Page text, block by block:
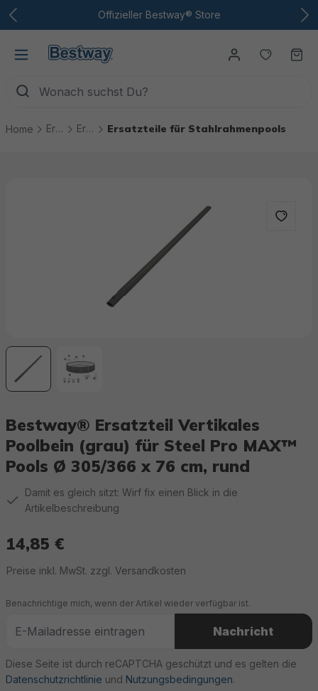
Zum Hauptinhalt Offizieller Bestway® Store
Du
Home Ersatzteile Ersatzteile Pools Ersatzteile für Stahlrahmenpools
Bestway® Ersatzteil Vertikales
Poolbein (grau) für Steel Pro MAX™
Pools Ø 305/366 x 76 cm, rund
Damit es gleich sitzt: Wirf fix einen Blick in die
Artikelbeschreibung
14,85 €
Preise inkl. MwSt. zzgl. Versandkosten
Benachrichtige mich, wenn der Artikel wieder verfügbar ist.
Nachricht
Diese Seite ist durch reCAPTCHA geschützt und es gelten die
Datenschutzrichtlinie und Nutzungsbedingungen.